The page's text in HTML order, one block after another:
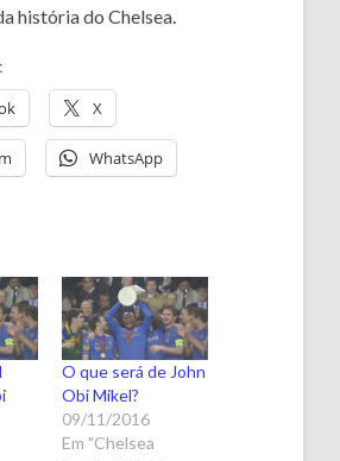
história do Chelsea.
X
WhatsApp
O que será de John
Obi Mikel?
09/11/2016
Em "Chelsea